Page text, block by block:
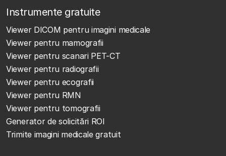
Instrumente gratuite
Viewer DICOM pentru imagini medicale
Viewer pentru mamografii
Viewer pentru scanari PET-CT
Viewer pentru radiografii
Viewer pentru ecografii
Viewer pentru RMN
Viewer pentru tomografii
Generator de solicitări ROI
Trimite imagini medicale gratuit